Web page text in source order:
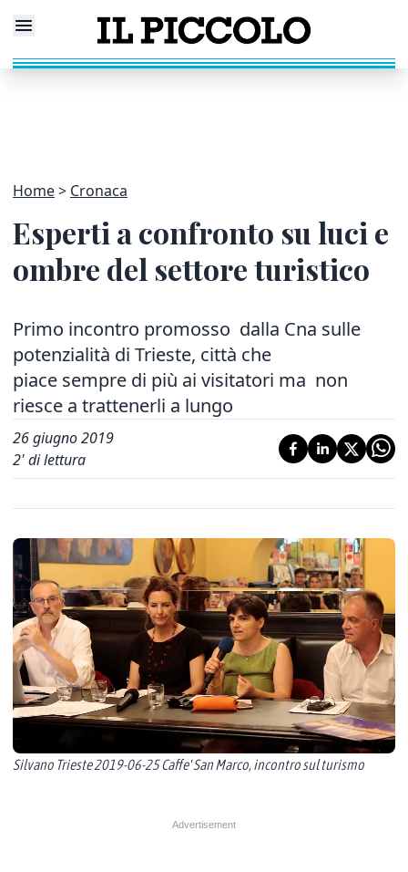
Home Cronaca
Esperti a confronto su luci e
ombre del settore turistico
Primo incontro promosso dalla Cna sulle
potenzialità di Trieste, città che
piace sempre di più ai visitatori ma non
riesce a trattenerli a lungo
26 giugno 2019
2' di lettura
Silvano Trieste 2019-06-25 Caffe' San Marco, incontro sul turismo